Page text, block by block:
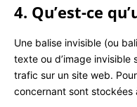
4. Qu’est-ce
Une balise invisible (ou
texte ou d’image invisible
trafic sur un site web.
concernant sont stockées